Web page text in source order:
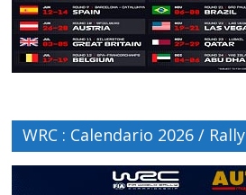
WRC : Calendario 2026 / Rally